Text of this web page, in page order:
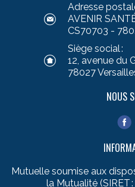
Adresse
AVENIR
CS70703 -
Siège social :
12, avenue du
78027
NOUS
Mutuelle soumise aux
la Mutualité (SIRET